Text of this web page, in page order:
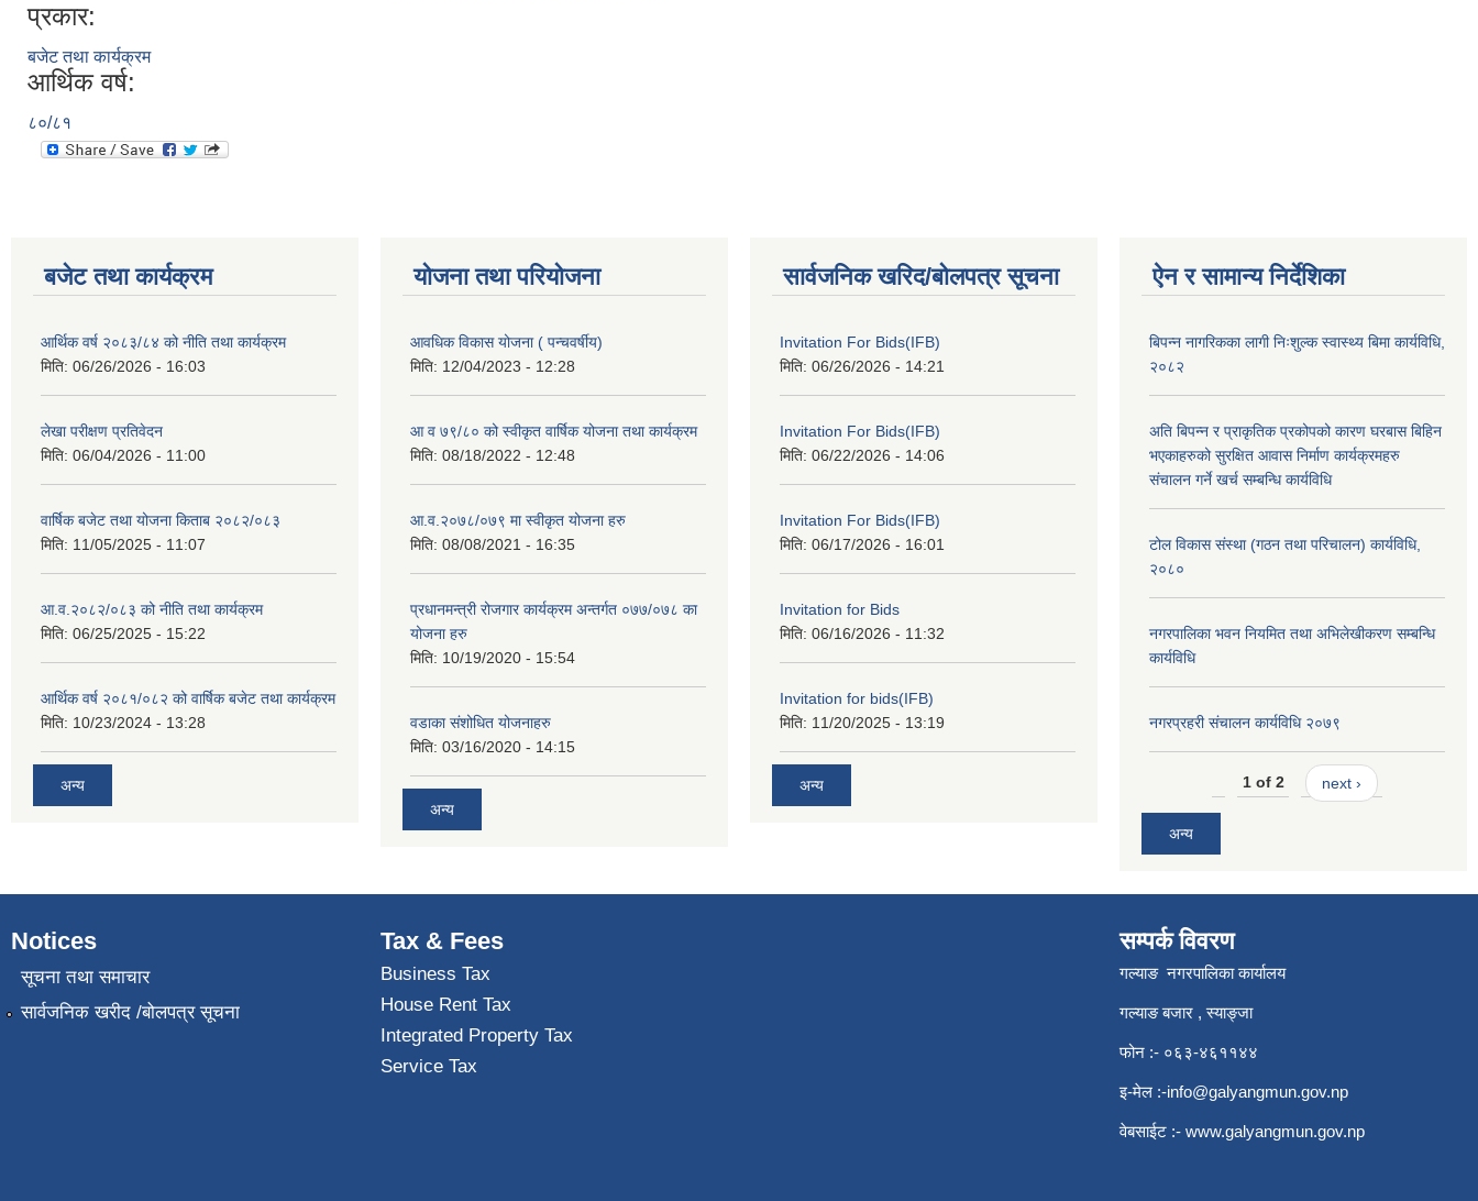
प्रकार:
बजेट तथा कार्यक्रम
आर्थिक वर्ष:
८०/८१
बजेट तथा कार्यक्रम
आर्थिक वर्ष २०८३/८४ को नीति तथा कार्यक्रम
मिति: 06/26/2026 - 16:03
लेखा परीक्षण प्रतिवेदन
मिति: 06/04/2026 - 11:00
वार्षिक बजेट तथा योजना किताब २०८२/०८३
मिति: 11/05/2025 - 11:07
आ.व.२०८२/०८३ को नीति तथा कार्यक्रम
मिति: 06/25/2025 - 15:22
आर्थिक वर्ष २०८१/०८२ को वार्षिक बजेट तथा कार्यक्रम
मिति: 10/23/2024 - 13:28
अन्य
योजना तथा परियोजना
आवधिक विकास योजना ( पन्चवर्षीय)
मिति: 12/04/2023 - 12:28
आ व ७९/८० को स्वीकृत वार्षिक योजना तथा कार्यक्रम
मिति: 08/18/2022 - 12:48
आ.व.२०७८/०७९ मा स्वीकृत योजना हरु
मिति: 08/08/2021 - 16:35
प्रधानमन्त्री रोजगार कार्यक्रम अन्तर्गत ०७७/०७८ का
योजना हरु
मिति: 10/19/2020 - 15:54
वडाका संशोधित योजनाहरु
मिति: 03/16/2020 - 14:15
अन्य
सार्वजनिक खरिद/बोलपत्र सूचना
Invitation For Bids(IFB)
मिति: 06/26/2026 - 14:21
Invitation For Bids(IFB)
मिति: 06/22/2026 - 14:06
Invitation For Bids(IFB)
मिति: 06/17/2026 - 16:01
Invitation for Bids
मिति: 06/16/2026 - 11:32
Invitation for bids(IFB)
मिति: 11/20/2025 - 13:19
अन्य
ऐन र सामान्य निर्देशिका
बिपन्न नागरिकका लागी निःशुल्क स्वास्थ्य बिमा कार्यविधि,
२०८२
अति बिपन्न र प्राकृतिक प्रकोपको कारण घरबास बिहिन
भएकाहरुको सुरक्षित आवास निर्माण कार्यक्रमहरु
संचालन गर्ने खर्च सम्बन्धि कार्यविधि
टोल विकास संस्था (गठन तथा परिचालन) कार्यविधि,
२०८०
नगरपालिका भवन नियमित तथा अभिलेखीकरण सम्बन्धि
कार्यविधि
नगरप्रहरी संचालन कार्यविधि २०७९
1 of 2 next ›
अन्य
Notices
सूचना तथा समाचार
सार्वजनिक खरीद /बोलपत्र सूचना
Tax & Fees
Business Tax
House Rent Tax
Integrated Property Tax
Service Tax
सम्पर्क विवरण
गल्याङ नगरपालिका कार्यालय
गल्याङ बजार , स्याङ्जा
फोन :- ०६३-४६११४४
इ-मेल :-info@galyangmun.gov.np
वेबसाईट :- www.galyangmun.gov.np